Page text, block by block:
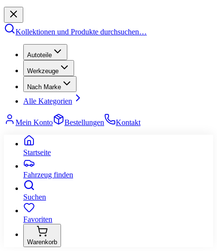
Kollektionen und Produkte durchsuchen…
Autoteile
Werkzeuge
Nach Marke
Alle Kategorien
Mein Konto Bestellungen Kontakt
Startseite
Fahrzeug finden
Suchen
Favoriten
Warenkorb